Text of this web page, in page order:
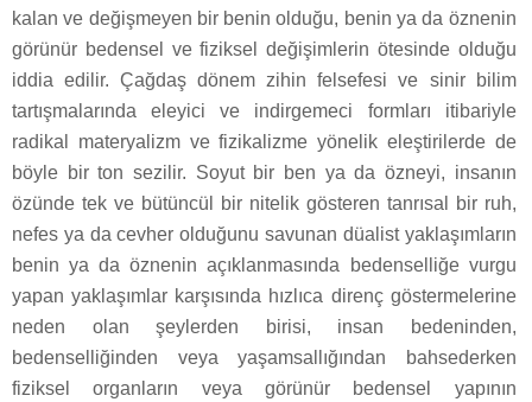
kalan ve değişmeyen bir benin olduğu, benin ya da öznenin
görünür bedensel ve fiziksel değişimlerin ötesinde olduğu
iddia edilir. Çağdaş dönem zihin felsefesi ve sinir bilim
tartışmalarında eleyici ve indirgemeci formları itibariyle
radikal materyalizm ve fizikalizme yönelik eleştirilerde de
böyle bir ton sezilir. Soyut bir ben ya da özneyi, insanın
özünde tek ve bütüncül bir nitelik gösteren tanrısal bir ruh,
nefes ya da cevher olduğunu savunan düalist yaklaşımların
benin ya da öznenin açıklanmasında bedenselliğe vurgu
yapan yaklaşımlar karşısında hızlıca direnç göstermelerine
neden olan şeylerden birisi, insan bedeninden,
bedenselliğinden veya yaşamsallığından bahsederken
fiziksel organların veya görünür bedensel yapının